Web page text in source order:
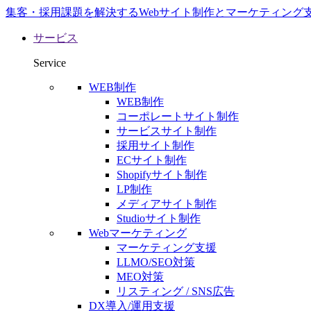
集客・採用課題を解決するWebサイト制作とマーケティング
サービス
Service
WEB制作
WEB制作
コーポレートサイト制作
サービスサイト制作
採用サイト制作
ECサイト制作
Shopifyサイト制作
LP制作
メディアサイト制作
Studioサイト制作
Webマーケティング
マーケティング支援
LLMO/SEO対策
MEO対策
リスティング / SNS広告
DX導入/運用支援